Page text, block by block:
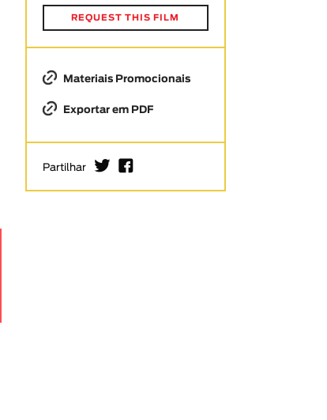
REQUEST THIS FILM
Materiais Promocionais
Exportar em PDF
Partilhar I F